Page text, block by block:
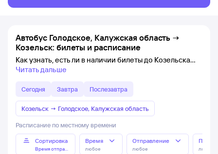
Автобус Голодское, Калужская область →
Козельск: билеты и расписание
Как узнать, есть ли в наличии билеты до Козельска
Читать дальше
Сегодня Завтра Послезавтра
Козельск → Голодское, Калужская область
Расписание по местному времени
Сортировка
Время отправления
Время
любое
Отправление
любое любое